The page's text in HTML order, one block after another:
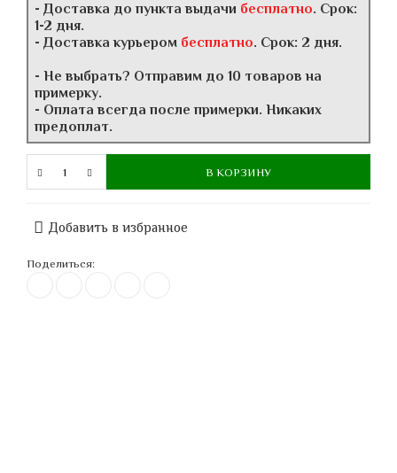
- Доставка до пункта выдачи бесплатно. Срок:
1-2 дня.
- Доставка курьером бесплатно. Срок: 2 дня.
- Не выбрать? Отправим до 10 товаров на
примерку.
- Оплата всегда после примерки. Никаких
предоплат.
В КОРЗИНУ
Добавить в избранное
Поделиться: